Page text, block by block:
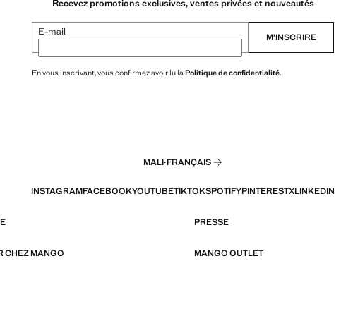
Recevez promotions exclusives, ventes privées et nouveautés
E-mail M’INSCRIRE
En vous inscrivant, vous confirmez avoir lu laPolitique de confidentialité.
MALI·FRANÇAIS
INSTAGRAMFACEBOOKYOUTUBETIKTOKSPOTIFYPINTERESTXLINKEDIN
PRESSE
CHEZ MANGO MANGO OUTLET